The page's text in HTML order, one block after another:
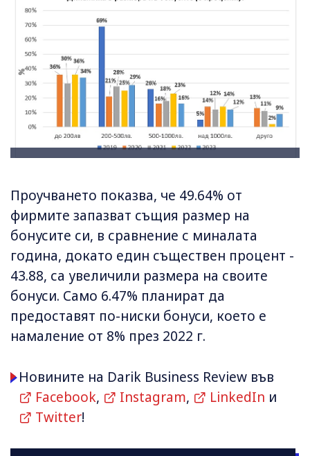
Проучването показва, че 49.64% от
фирмите запазват същия размер на
бонусите си, в сравнение с миналата
година, докато един съществен процент -
43.88, са увеличили размера на своите
бонуси. Само 6.47% планират да
предоставят по-ниски бонуси, което е
намаление от 8% през 2022 г.
Новините на Darik Business Review във
Facebook, Instagram, LinkedIn и
Twitter!